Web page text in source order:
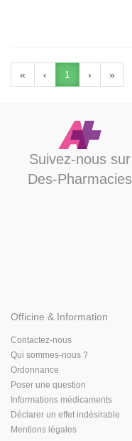
« ‹ 1 › »
Suivez-nous sur
Des-Pharmacies
Officine & Information
Contactez-nous
Qui sommes-nous ?
Ordonnance
Poser une question
Informations médicaments
Déclarer un effet indésirable
Mentions légales